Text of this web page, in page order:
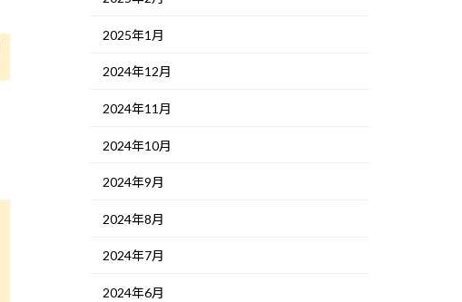
2025年1月
2024年12月
2024年11月
2024年10月
2024年9月
2024年8月
2024年7月
2024年6月